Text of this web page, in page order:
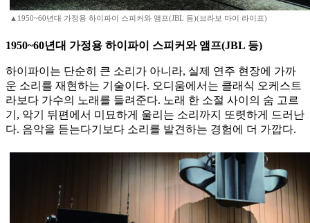
▲1950~60년대 가정용 하이파이 스피커와 앰프(JBL 등)(브라보 마이 라이프)
1950~60년대 가정용 하이파이 스피커와 앰프(JBL 등)
하이파이는 단순히 큰 소리가 아니라, 실제 연주 현장에 가까
운 소리를 재현하는 기술이다. 오디움에서는 클래식 오케스트
라보다 가수의 노래를 들려준다. 노래 한 소절 사이의 숨 고르
기, 악기 뒤편에서 미묘하게 울리는 소리까지 또렷하게 드러난
다. 음악을 듣는다기보다 소리를 발견하는 경험에 더 가깝다.